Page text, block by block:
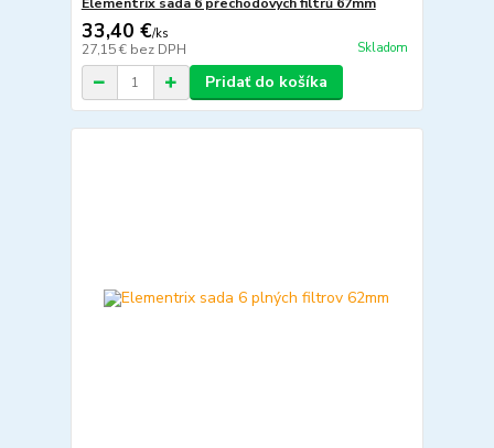
Elementrix sada 6 přechodových filtrů 67mm
33,40 €/ks
27,15 € bez DPH Skladom
Pridať do košíka